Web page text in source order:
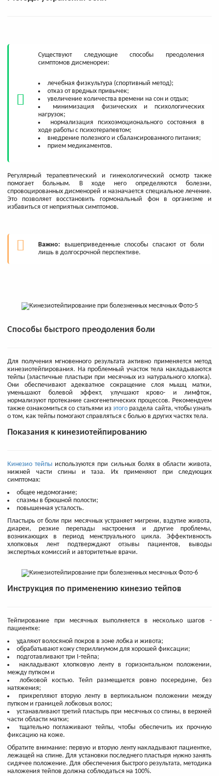
Существуют следующие способы преодоления
симптомов дисменореи:
лечебная физкультура (спортивный метод);
отказ от вредных привычек;
увеличение количества времени на сон и отдых;
минимизация физических и психологических
нагрузок;
нормализация психоэмоционального состояния в
ходе работы с психотерапевтом;
внедрение полезного и сбалансированного питания;
прием медикаментов.
Регулярный терапевтический и гинекологический осмотр также
помогает больным. В ходе него определяются болезни,
спровоцированных дисменорей и назначается специальное лечение.
Это позволяет восстановить гормональный фон в организме и
избавиться от неприятных симптомов.
Важно: вышеприведенные способы спасают от боли
лишь в долгосрочной перспективе.
Способы быстрого преодоления боли
Для получения мгновенного результата активно применяется метод
кинезиотейпирования. На проблемный участок тела накладываются
тейпы (эластичные пластыри при месячных из натурального хлопка).
Они обеспечивают адекватное сокращение слоя мышц матки,
уменьшают болевой эффект, улучшают крово- и лимфток,
нормализуют протекание саногенетических процессов. Рекомендуем
также ознакомиться со статьями изэтого раздела сайта, чтобы узнать
о том, как тейпы помогают справляться с болью в других частях тела.
Показания к кинезиотейпированию
Кинезио тейпы используются при сильных болях в области живота,
нижней части спины и таза. Их применяют при следующих
симптомах:
общее недомогание;
спазмы в брюшной полости;
повышенная усталость.
Пластырь от боли при месячных устраняет мигрени, вздутие живота,
диареи, резкие перепады настроения и другие проблемы,
возникающих в период менструального цикла. Эффективность
хлопковых лент подтверждают отзывы пациентов, выводы
экспертных комиссий и авторитетные врачи.
Инструкция по применению кинезио тейпов
Тейпирование при месячных выполняется в несколько шагов -
пациентке:
удаляют волосяной покров в зоне лобка и живота;
обрабатывают кожу стериллиумом для хорошей фиксации;
подготавливают три I-тейпа;
накладывают хлопковую ленту в горизонтальном положении,
между пупком и
лобковой костью. Тейп размещается ровно посередине, без
натяжения;
прикрепляют вторую ленту в вертикальном положении между
пупком и границей лобковых волос;
устанавливают третий пластырь при месячных со спины, в верхней
части области матки;
тщательно поглаживают тейпы, чтобы обеспечить их прочную
фиксацию на коже.
Обратите внимание: первую и вторую ленту накладывают пациентке,
лежащей на спине. Для установки последнего пластыря нужно занять
сидячее положение. Для обеспечения быстрого результата, методика
наложения тейпов должна соблюдаться на 100%.